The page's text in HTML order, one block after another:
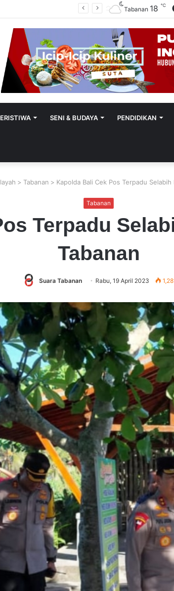
Tabanan 18℃
SENI & BUDAYA PENDIDIKAN
> Tabanan > Kapolda Bali Cek Pos Terpadu
Tabanan
Terpadu
Tabanan
Suara Tabanan Rabu, 19 April 2023